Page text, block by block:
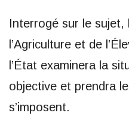
Interrogé sur le sujet,
l’Agriculture et de
l’État examinera la
objective et prendra
s’imposent.